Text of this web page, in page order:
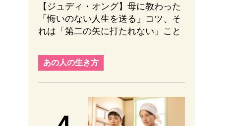
【ジュディ・オング】母に教わった
「悔いのない人生を送る」コツ、そ
れは「第二の矢に打たれない」こと
あの人の生き方